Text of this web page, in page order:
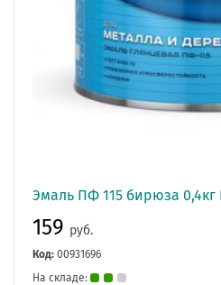
Эмаль ПФ 115 бирюза
159 руб.
Код: 00931696
На складе: